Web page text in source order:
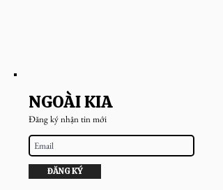
NGOÀI KIA
Đăng ký nhận tin mới
ĐĂNG KÝ